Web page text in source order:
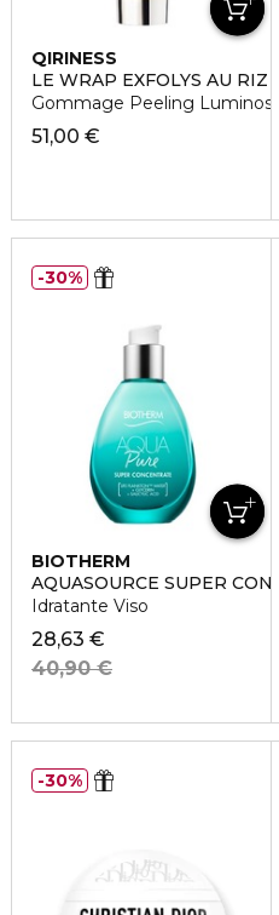
QIRINESS
LE WRAP EXFOLYS AU RIZ
Gommage Peeling
51,00 €
BIOTHERM
AQUASOURCE SUPER
Idratante Viso
28,63 €
40,90 €
30%
30%